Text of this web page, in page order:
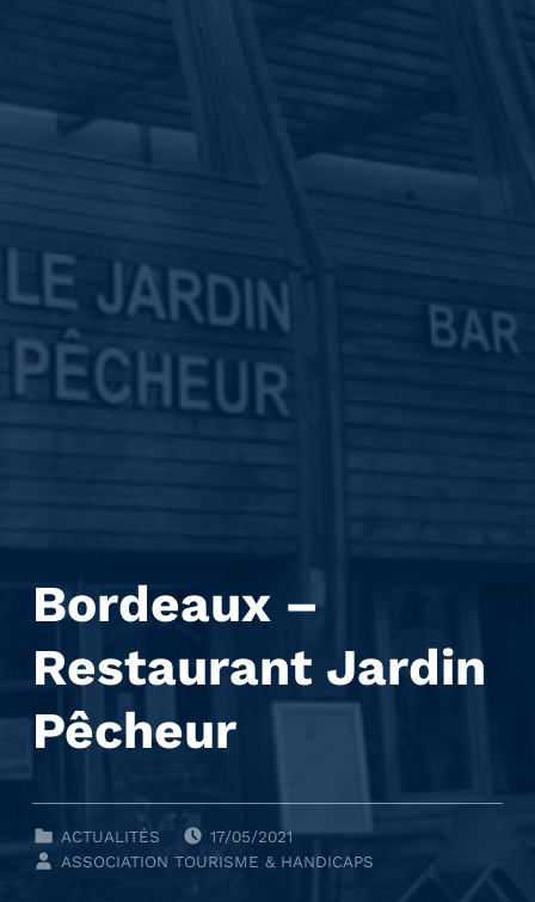
Bordeaux –
Restaurant Jardin
Pêcheur
ACTUALITÉS 17/05/2021
ASSOCIATION TOURISME & HANDICAPS